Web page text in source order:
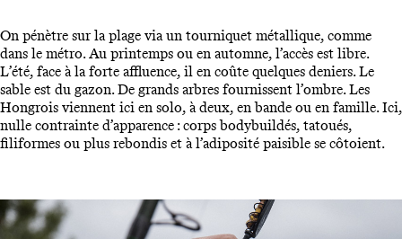
On pénètre sur la plage via un tourniquet métallique, comme
dans le métro. Au printemps ou en automne, l’accès est libre.
L’été, face à la forte affluence, il en coûte quelques deniers. Le
sable est du gazon. De grands arbres fournissent l’ombre. Les
Hongrois viennent ici en solo, à deux, en bande ou en famille. Ici,
nulle contrainte d’apparence : corps bodybuildés, tatoués,
filiformes ou plus rebondis et à l’adiposité paisible se côtoient.